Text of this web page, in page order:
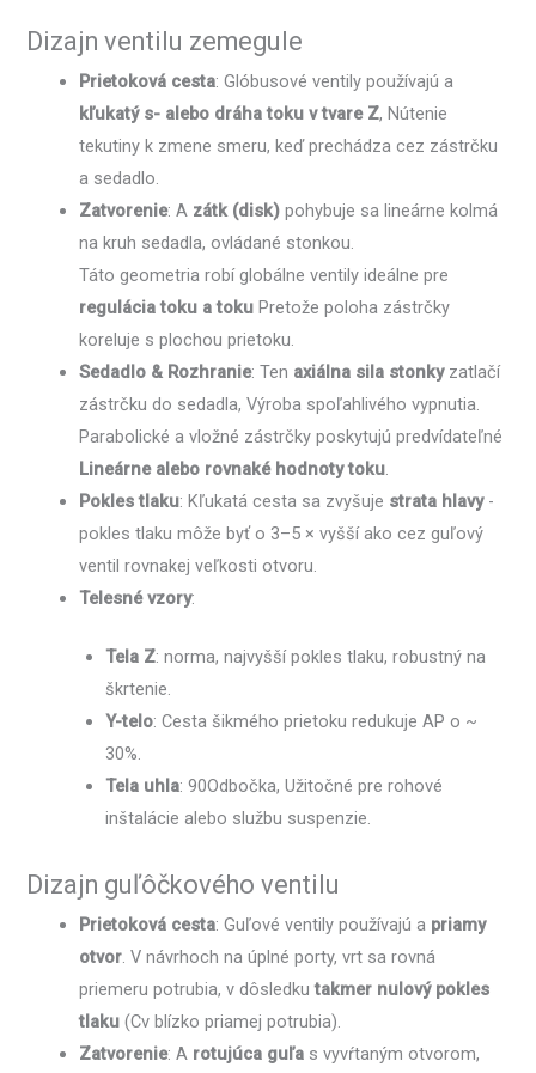
Dizajn ventilu zemegule
Prietoková cesta: Glóbusové ventily používajú a
kľukatý s- alebo dráha toku v tvare Z, Nútenie
tekutiny k zmene smeru, keď prechádza cez zástrčku
a sedadlo.
Zatvorenie: A zátk (disk) pohybuje sa lineárne kolmá
na kruh sedadla, ovládané stonkou.
Táto geometria robí globálne ventily ideálne pre
regulácia toku a toku Pretože poloha zástrčky
koreluje s plochou prietoku.
Sedadlo & Rozhranie: Ten axiálna sila stonkyzatlačí
zástrčku do sedadla, Výroba spoľahlivého vypnutia.
Parabolické a vložné zástrčky poskytujú predvídateľné
Lineárne alebo rovnaké hodnoty toku.
Pokles tlaku: Kľukatá cesta sa zvyšuje strata hlavy-
pokles tlaku môže byť o 3–5 × vyšší ako cez guľový
ventil rovnakej veľkosti otvoru.
Telesné vzory:
Tela Z: norma, najvyšší pokles tlaku, robustný na
škrtenie.
Y-telo: Cesta šikmého prietoku redukuje AP o ~
30%.
Tela uhla: 90Odbočka, Užitočné pre rohové
inštalácie alebo službu suspenzie.
Dizajn guľôčkového ventilu
Prietoková cesta: Guľové ventily používajú a priamy
otvor. V návrhoch na úplné porty, vrt sa rovná
priemeru potrubia, v dôsledkutakmer nulový pokles
tlaku (Cv blízko priamej potrubia).
Zatvorenie: A rotujúca guľa s vyvŕtaným otvorom,